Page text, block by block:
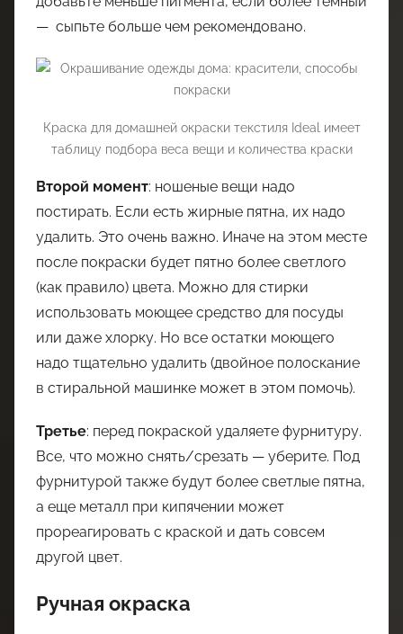
— сыпьте больше чем рекомендовано.
Краска для домашней окраски текстиля Ideal имеет
таблицу подбора веса вещи и количества краски
Второй момент: ношеные вещи надо
постирать. Если есть жирные пятна, их надо
удалить. Это очень важно. Иначе на этом месте
после покраски будет пятно более светлого
(как правило) цвета. Можно для стирки
использовать моющее средство для посуды
или даже хлорку. Но все остатки моющего
надо тщательно удалить (двойное полоскание
в стиральной машинке может в этом помочь).
Третье: перед покраской удаляете фурнитуру.
Все, что можно снять/срезать — уберите. Под
фурнитурой также будут более светлые пятна,
а еще металл при кипячении может
прореагировать с краской и дать совсем
другой цвет.
Ручная окраска